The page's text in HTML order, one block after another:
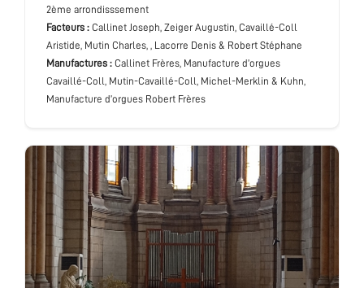
2ème arrondisssement
Facteurs : Callinet Joseph, Zeiger Augustin, Cavaillé-Coll
Aristide, Mutin Charles, , Lacorre Denis & Robert Stéphane
Manufactures : Callinet Frères, Manufacture d’orgues
Cavaillé-Coll, Mutin-Cavaillé-Coll, Michel-Merklin & Kuhn,
Manufacture d’orgues Robert Frères